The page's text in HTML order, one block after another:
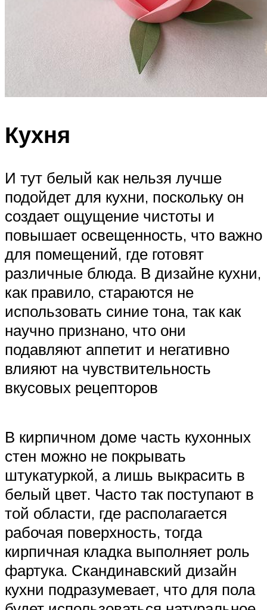
Кухня
И тут белый как нельзя лучше
подойдет для кухни, поскольку он
создает ощущение чистоты и
повышает освещенность, что важно
для помещений, где готовят
различные блюда. В дизайне кухни,
как правило, стараются не
использовать синие тона, так как
научно признано, что они
подавляют аппетит и негативно
влияют на чувствительность
вкусовых рецепторов
В кирпичном доме часть кухонных
стен можно не покрывать
штукатуркой, а лишь выкрасить в
белый цвет. Часто так поступают в
той области, где располагается
рабочая поверхность, тогда
кирпичная кладка выполняет роль
фартука. Скандинавский дизайн
кухни подразумевает, что для пола